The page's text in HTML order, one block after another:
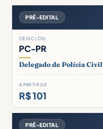
PRÉ-EDITAL
CEISC (CS)
PC-PR
Delegado de Polícia Civil
A PARTIR DE
R$ 101
PRÉ-EDITAL